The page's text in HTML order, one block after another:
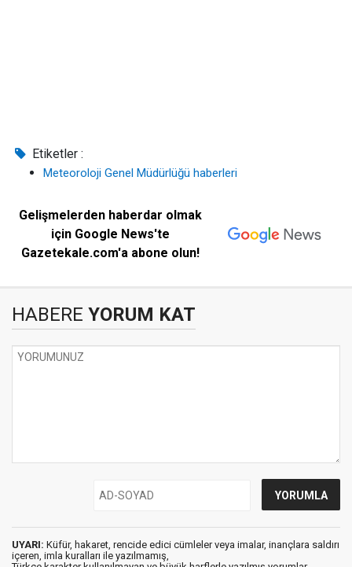
Etiketler :
Meteoroloji Genel Müdürlüğü haberleri
Gelişmelerden haberdar olmak
için Google News'te
Gazetekale.com'a abone olun!
HABERE YORUM KAT
UYARI: Küfür, hakaret, rencide edici cümleler veya imalar, inançlara saldırı
içeren, imla kuralları ile yazılmamış,